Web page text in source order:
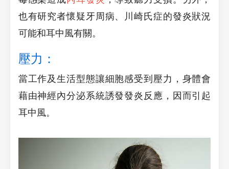
也有研究者懷疑牙周病、川崎氏症的發炎狀況
可能和耳中風有關。
壓力：
當工作及生活型態讓細胞感受到壓力，身體會
藉由神經內分泌系統誘發發炎反應，因而引起
耳中風。